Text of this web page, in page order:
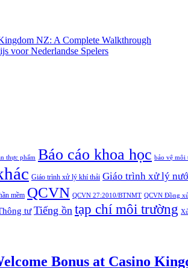
NZ: A Complete Walkthrough
voor Nederlandse Spelers
thực phẩm Báo cáo khoa học bảo vệ môi
Giáo trình xử lý khí thải Giáo trình xử lý
mềm QCVN QCVN 27:2010/BTNMT QCVN Đồng
tư Tiếng ồn tạp chí môi trường
Bonus at Casino